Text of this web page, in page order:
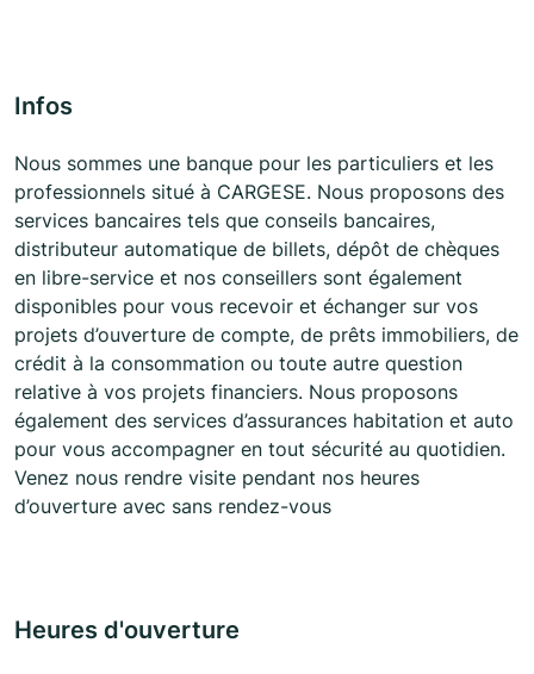
Infos
Nous sommes une banque pour les particuliers et les
professionnels situé à CARGESE. Nous proposons des
services bancaires tels que conseils bancaires,
distributeur automatique de billets, dépôt de chèques
en libre-service et nos conseillers sont également
disponibles pour vous recevoir et échanger sur vos
projets d’ouverture de compte, de prêts immobiliers, de
crédit à la consommation ou toute autre question
relative à vos projets financiers. Nous proposons
également des services d’assurances habitation et auto
pour vous accompagner en tout sécurité au quotidien.
Venez nous rendre visite pendant nos heures
d’ouverture avec sans rendez-vous
Heures d'ouverture